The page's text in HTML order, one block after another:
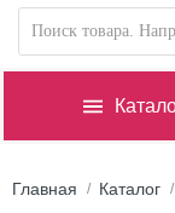
Главная Каталог